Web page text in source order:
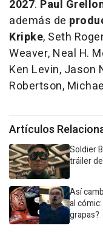
2027. Paul
además de
Kripke, Seth
Weaver, Neal H.
Ken Levin, Jason
Robertson,
Artículos
Soldier
tráiler
Así
al
grapas?